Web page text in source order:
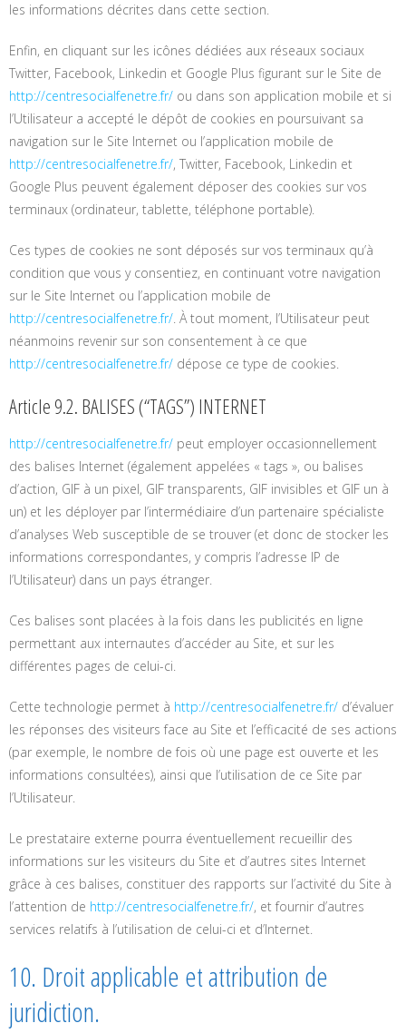
les informations décrites dans cette section.
Enfin, en cliquant sur les icônes dédiées aux réseaux sociaux
Twitter, Facebook, Linkedin et Google Plus figurant sur le Site de
http://centresocialfenetre.fr/ ou dans son application mobile et si
l’Utilisateur a accepté le dépôt de cookies en poursuivant sa
navigation sur le Site Internet ou l’application mobile de
http://centresocialfenetre.fr/, Twitter, Facebook, Linkedin et
Google Plus peuvent également déposer des cookies sur vos
terminaux (ordinateur, tablette, téléphone portable).
Ces types de cookies ne sont déposés sur vos terminaux qu’à
condition que vous y consentiez, en continuant votre navigation
sur le Site Internet ou l’application mobile de
http://centresocialfenetre.fr/. À tout moment, l’Utilisateur peut
néanmoins revenir sur son consentement à ce que
http://centresocialfenetre.fr/ dépose ce type de cookies.
Article 9.2. BALISES (“TAGS”) INTERNET
http://centresocialfenetre.fr/ peut employer occasionnellement
des balises Internet (également appelées « tags », ou balises
d’action, GIF à un pixel, GIF transparents, GIF invisibles et GIF un à
un) et les déployer par l’intermédiaire d’un partenaire spécialiste
d’analyses Web susceptible de se trouver (et donc de stocker les
informations correspondantes, y compris l’adresse IP de
l’Utilisateur) dans un pays étranger.
Ces balises sont placées à la fois dans les publicités en ligne
permettant aux internautes d’accéder au Site, et sur les
différentes pages de celui-ci.
Cette technologie permet à http://centresocialfenetre.fr/ d’évaluer
les réponses des visiteurs face au Site et l’efficacité de ses actions
(par exemple, le nombre de fois où une page est ouverte et les
informations consultées), ainsi que l’utilisation de ce Site par
l’Utilisateur.
Le prestataire externe pourra éventuellement recueillir des
informations sur les visiteurs du Site et d’autres sites Internet
grâce à ces balises, constituer des rapports sur l’activité du Site à
l’attention de http://centresocialfenetre.fr/, et fournir d’autres
services relatifs à l’utilisation de celui-ci et d’Internet.
10. Droit applicable et attribution de
juridiction.